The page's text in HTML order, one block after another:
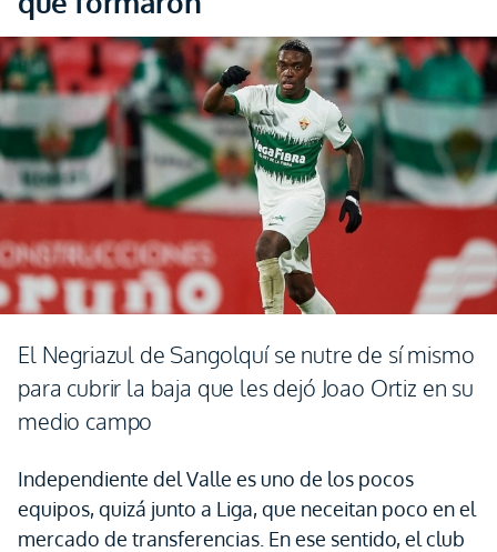
El Negriazul de Sangolquí se nutre de sí mismo
para cubrir la baja que les dejó Joao Ortiz en su
medio campo
Independiente del Valle es uno de los pocos
equipos, quizá junto a Liga, que neceitan poco en el
mercado de transferencias. En ese sentido, el club